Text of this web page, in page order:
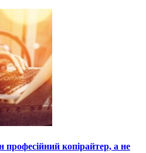
професійний копірайтер, а не